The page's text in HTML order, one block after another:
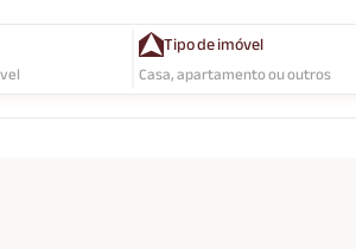
Tipo de imóvel
Casa, apartamento ou outros